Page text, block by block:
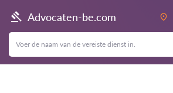
Advocaten-be.com
Terug